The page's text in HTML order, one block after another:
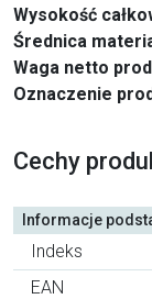
Wysokość
Średnica
Waga netto
Oznaczenie
Cechy
Informacje
Indeks
EAN